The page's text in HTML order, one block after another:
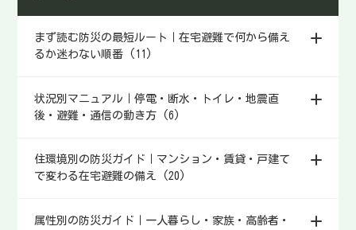
でまとめました。
OK。停電時でも現実的に使える
まず読む防災の最短ルート｜在宅避難で何から備え
るか迷わない順番 (11)
状況別マニュアル｜停電・断水・トイレ・地震直
後・避難・通信の動き方 (6)
住環境別の防災ガイド｜マンション・賃貸・戸建て
で変わる在宅避難の備え (20)
属性別の防災ガイド｜一人暮らし・家族・高齢者・